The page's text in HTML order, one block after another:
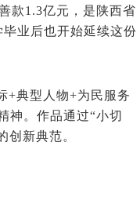
款1.3亿元，是陕西省
业后也开始延续这份
+典型人物+为民服务
神。作品通过“小切
创新典范。